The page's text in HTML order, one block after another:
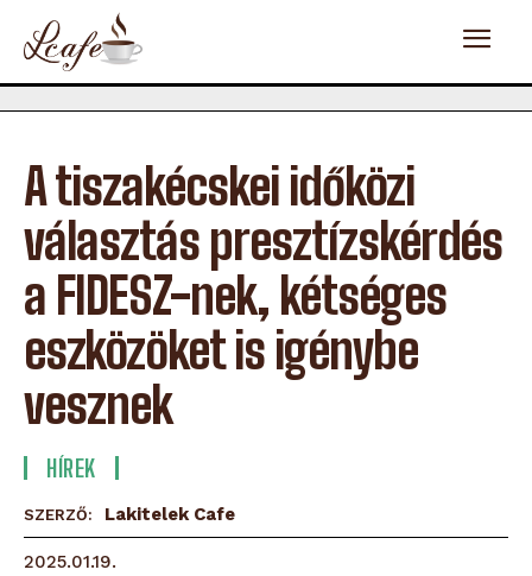
A tiszakécskei időközi
választás presztízskérdés
a FIDESZ-nek, kétséges
eszközöket is igénybe
vesznek
HÍREK
SZERZŐ: Lakitelek Cafe
2025.01.19.